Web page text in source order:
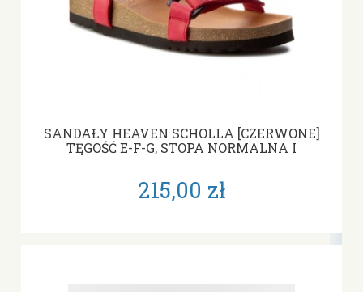
SANDAŁY HEAVEN SCHOLLA [CZERWONE]
TĘGOŚĆ E-F-G, STOPA NORMALNA I
215,00 zł